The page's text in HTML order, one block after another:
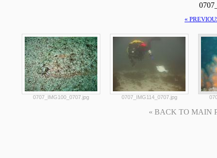
«
0707_IMG100_0707.jpg 0707_IMG114_0707.jpg
« BACK TO MAIN